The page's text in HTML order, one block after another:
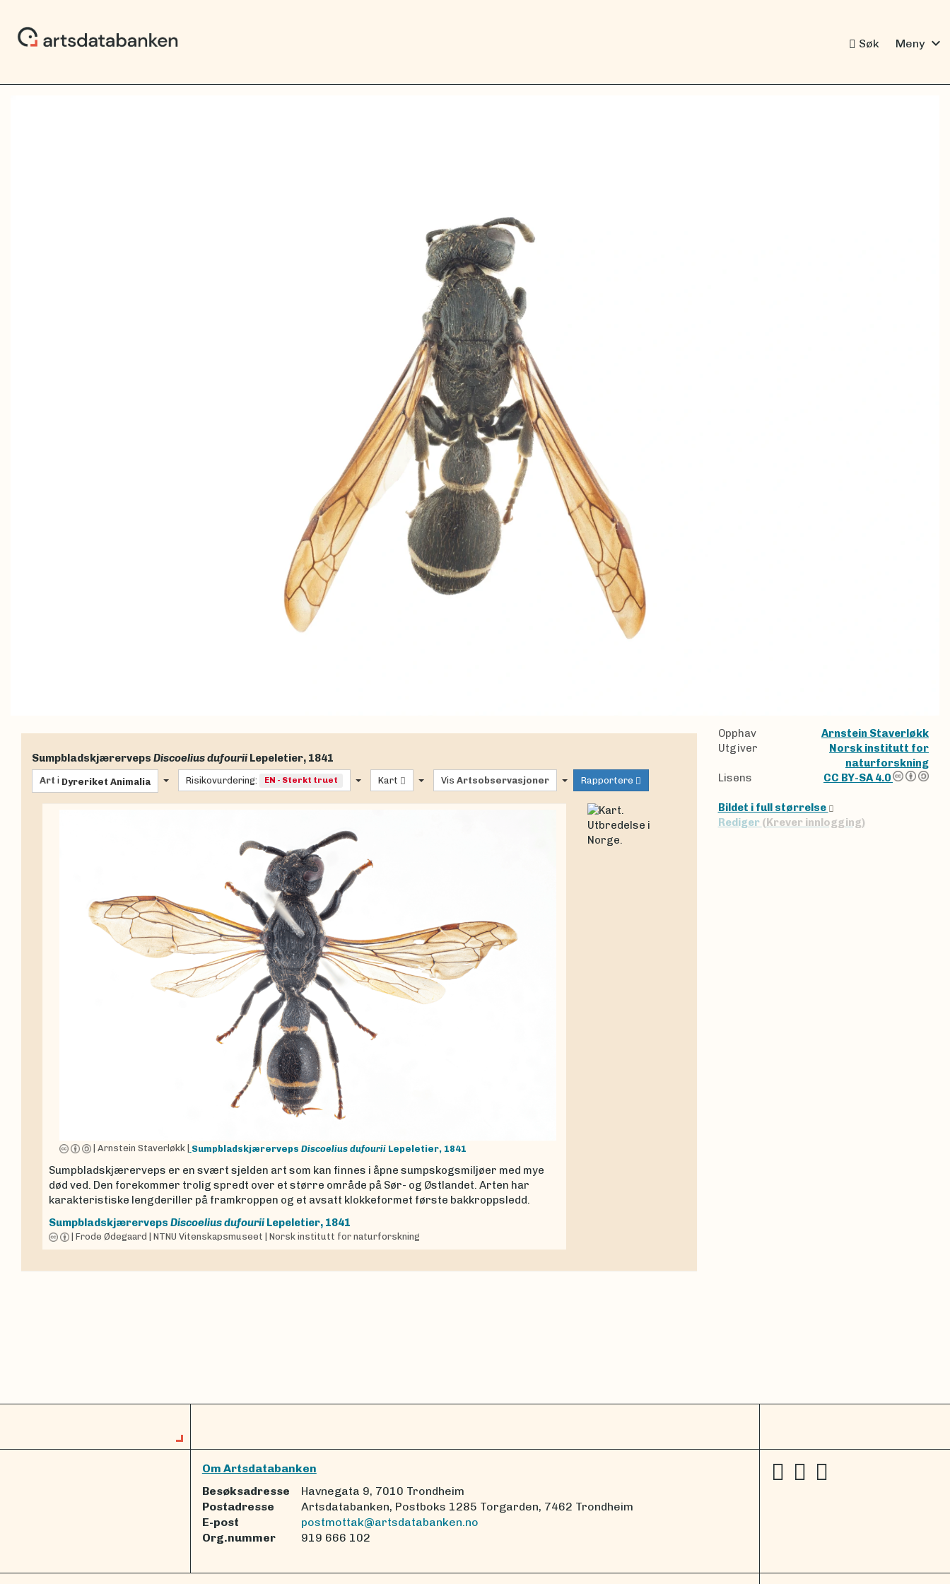
Søk Meny expand_more
Sumpbladskjærerveps Discoelius dufourii Lepeletier, 1841
Art i Dyreriket Animalia Risikovurdering: EN - Sterkt truet Kart VisArtsobservasjoner Rapportere
Arnstein Staverløkk Sumpbladskjærerveps Discoelius dufourii Lepeletier, 1841
Sumpbladskjærerveps er en svært sjelden art som kan finnes i åpne sumpskogsmiljøer med mye
død ved. Den forekommer trolig spredt over et større område på Sør- og Østlandet. Arten har
karakteristiske lengderiller på framkroppen og et avsatt klokkeformet første bakkroppsledd.
Sumpbladskjærerveps Discoelius dufourii Lepeletier, 1841
Frode Ødegaard NTNU Vitenskapsmuseet Norsk institutt for naturforskning
Opphav
Arnstein Staverløkk
Utgiver
Norsk institutt for
naturforskning
Lisens
CC BY-SA 4.0
Bildet i full størrelse
Rediger (Krever innlogging)
Om Artsdatabanken
Besøksadresse
Havnegata 9, 7010 Trondheim
Postadresse
Artsdatabanken, Postboks 1285 Torgarden, 7462 Trondheim
E-post
postmottak@artsdatabanken.no
Org.nummer
919 666 102